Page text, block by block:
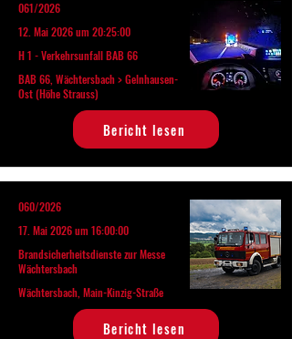
061/2026
12. Mai 2026 um 20:25:00
H 1 - Verkehrsunfall BAB 66
BAB 66, Wächtersbach > Gelnhausen-
Ost (Höhe Strauss)
Bericht lesen
060/2026
17. Mai 2026 um 16:00:00
Brandsicherheitsdienste zur Messe
Wächtersbach
Wächtersbach, Main-Kinzig-Straße
Bericht lesen